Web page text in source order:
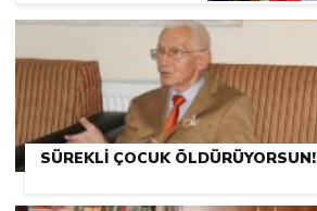
SÜREKLI ÇOCUK ÖLDÜRÜYORSUN!